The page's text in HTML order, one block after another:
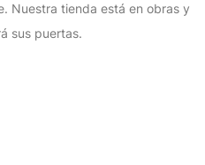
Nuestra tienda está en obras y
sus puertas.